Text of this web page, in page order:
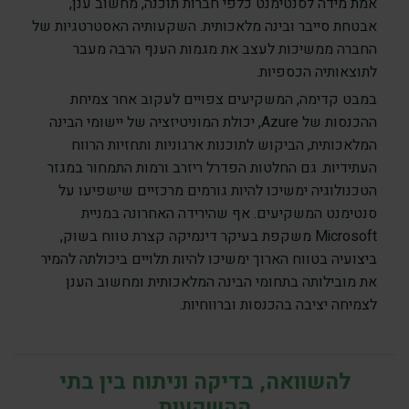
אבטחת סייבר ובינה מלאכותית. השקעותיה האסטרטגיות של
החברה ממשיכות לעצב את מגמות הענף הרבה מעבר
לתוצאותיה הכספיות.
במבט קדימה, המשקיעים צפויים לעקוב אחר צמיחת
ההכנסות של Azure, יכולת המוניטיזציה של יישומי הבינה
המלאכותית, הביקוש לתוכנות ארגוניות ותחזיות הרווח
העתידיות. גם החלטות הפדרל ריזרב ורמות התמחור במגזר
הטכנולוגיה ימשיכו להיות גורמים מרכזיים שישפיעו על
סנטימנט המשקיעים. אף שהירידה האחרונה במניית
Microsoft משקפת בעיקר דינמיקה קצרת טווח בשוק,
ביצועיה בטווח הארוך ימשיכו להיות תלויים ביכולתה להמיר
את מובילותה בתחומי הבינה המלאכותית ומחשוב הענן
לצמיחה יציבה בהכנסות וברווחיות.
להשוואה, בדיקה וניתוח בין בתי